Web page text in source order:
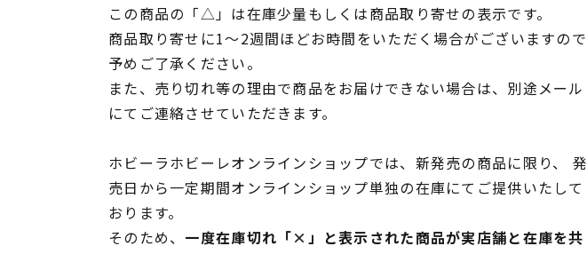
この商品の「△」は在庫少量もしくは商品取り寄せの表示です。
商品取り寄せに1～2週間ほどお時間をいただく場合がございますので
予めご了承ください。
また、売り切れ等の理由で商品をお届けできない場合は、別途メール
にてご連絡させていただきます。
ホビーラホビーレオンラインショップでは、新発売の商品に限り、 発
売日から一定期間オンラインショップ単独の在庫にてご提供いたして
おります。
そのため、 一度在庫切れ「×」と表示された商品が実店舗と在庫を共